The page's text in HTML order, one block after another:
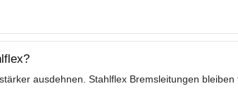
ausdehnen. Stahlflex Bremsleitungen